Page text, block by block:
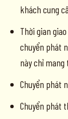
khách cung
Thời gian
chuyển phát
này chỉ
Chuyển phát
Chuyển phát